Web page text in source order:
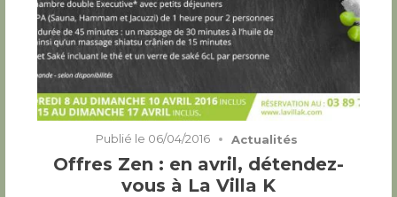
Publié le 06/04/2016 Actualités
Offres Zen : en avril, détendez-
vous à La Villa K